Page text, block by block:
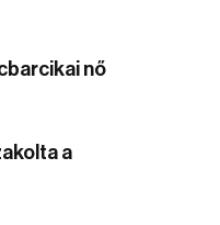
nő
a